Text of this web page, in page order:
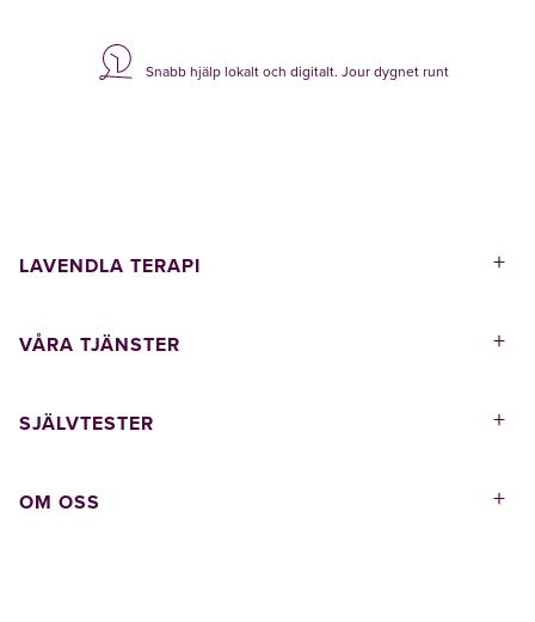
Snabb hjälp lokalt och digitalt. Jour dygnet runt
LAVENDLA TERAPI +
VÅRA TJÄNSTER +
SJÄLVTESTER +
OM OSS +